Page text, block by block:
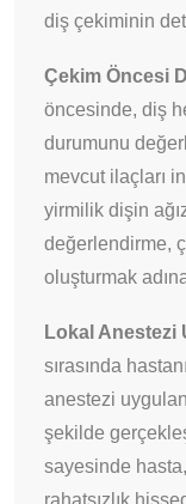
diş çekiminin
Çekim Öncesi
öncesinde, diş
durumunu
mevcut ilaçları
yirmilik dişin
değerlendirme,
oluşturmak
Lokal Anestezi
sırasında
anestezi
şekilde
sayesinde